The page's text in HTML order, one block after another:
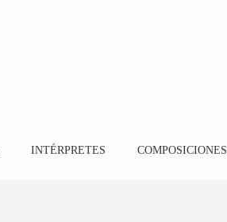
INTÉRPRETES COMPOSICIONES